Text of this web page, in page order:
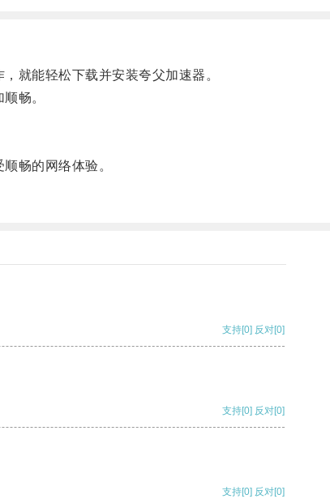
就能轻松下载并安装夸父加速器。
畅。
畅的网络体验。
支持[0] 反对[0]
支持[0] 反对[0]
支持[0] 反对[0]